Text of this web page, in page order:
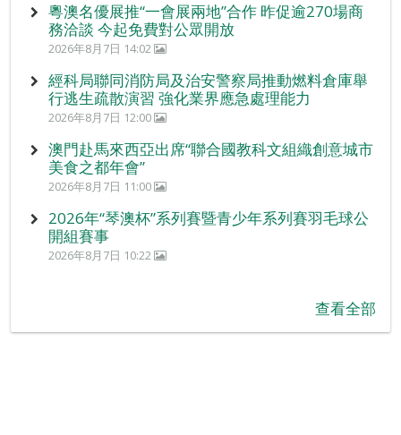
粵澳名優展推“一會展兩地”合作 昨促逾270場商
務洽談 今起免費對公眾開放
2026年8月7日 14:02
經科局聯同消防局及治安警察局推動燃料倉庫舉
行逃生疏散演習 強化業界應急處理能力
2026年8月7日 12:00
澳門赴馬來西亞出席“聯合國教科文組織創意城市
美食之都年會”
2026年8月7日 11:00
2026年“琴澳杯”系列賽暨青少年系列賽羽毛球公
開組賽事
2026年8月7日 10:22
查看全部